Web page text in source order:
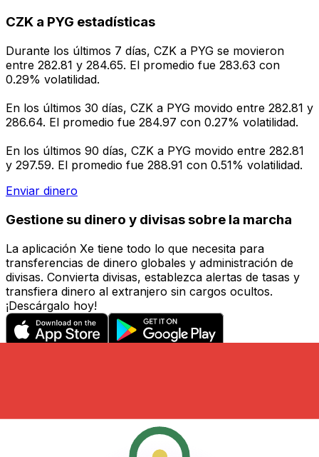
CZK a PYG estadísticas
Durante los últimos 7 días, CZK a PYG se movieron
entre 282.81 y 284.65. El promedio fue 283.63 con
0.29% volatilidad.
En los últimos 30 días, CZK a PYG movido entre 282.81 y
286.64. El promedio fue 284.97 con 0.27% volatilidad.
En los últimos 90 días, CZK a PYG movido entre 282.81
y 297.59. El promedio fue 288.91 con 0.51% volatilidad.
Enviar dinero
Gestione su dinero y divisas sobre la marcha
La aplicación Xe tiene todo lo que necesita para
transferencias de dinero globales y administración de
divisas. Convierta divisas, establezca alertas de tasas y
transfiera dinero al extranjero sin cargos ocultos.
¡Descárgalo hoy!